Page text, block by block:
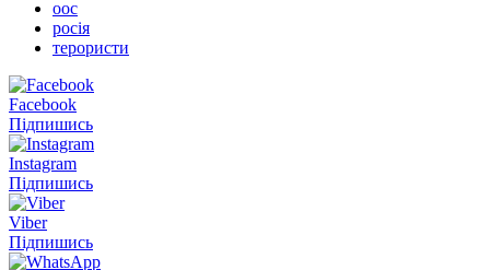
оос
росія
терористи
Facebook
Підпишись
Instagram
Підпишись
Viber
Підпишись